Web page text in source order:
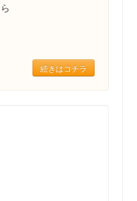
続きはコチラ